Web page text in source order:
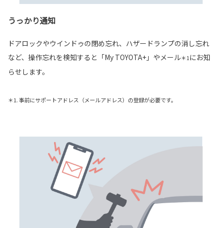
うっかり通知
ドアロックやウインドゥの閉め忘れ、ハザードランプの消し忘れ
など、操作忘れを検知すると「My TOYOTA+」やメール＊1 にお知
らせします。
＊1. 事前にサポートアドレス（メールアドレス）の登録が必要です。